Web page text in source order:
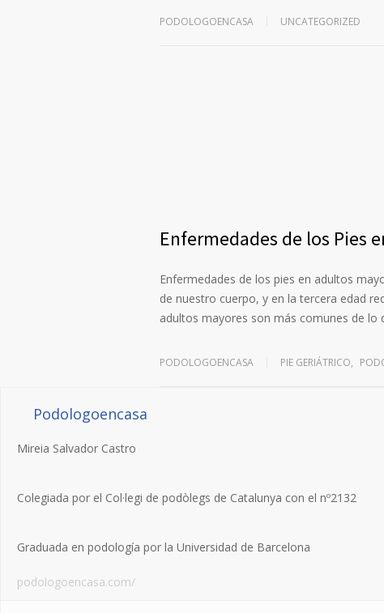
PODOLOGOENCASA UNCATEGORIZED
Enfermedades de los Pies
Enfermedades de los pies en adultos
de nuestro cuerpo, y en la tercera edad
adultos mayores son más comunes de lo
PODOLOGOENCASA PIE GERIÁTRICO,
Podologoencasa
Mireia Salvador Castro
Colegiada por el Col·legi de podòlegs de Catalunya con el nº2132
Graduada en podología por la Universidad de Barcelona
podologoencasa.com/